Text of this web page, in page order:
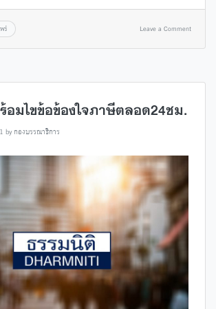
ร่ Leave a Comment
อมไขข้อข้องใจภาษีตลอด24ชม.
byกองบรรณาธิการ